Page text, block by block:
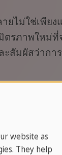
ยไม่ใช่เพีย
ตรภาพใหม่
สัมผัสว่ากา
website as
They help